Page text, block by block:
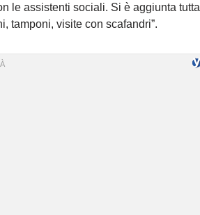
le assistenti sociali. Si è aggiunta tutta
tamponi, visite con scafandri”.